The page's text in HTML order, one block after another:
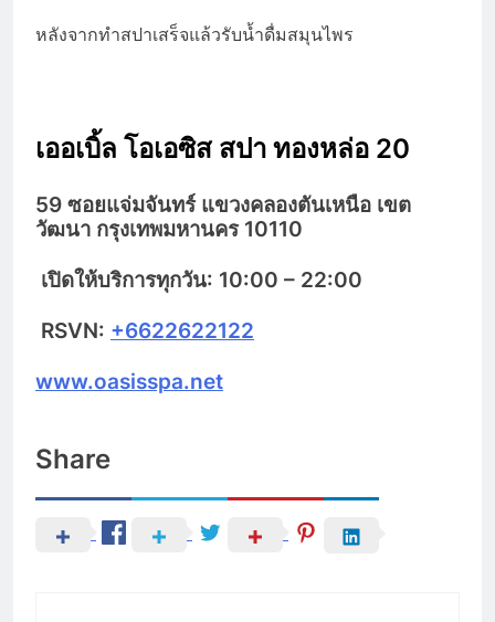
หลังจากทำสปาเสร็จแล้วรับน้ำดื่มสมุนไพร
เออเบิ้ล โอเอซิส สปา ทองหล่อ 20
59 ซอยแจ่มจันทร์ แขวงคลองตันเหนือ เขต
วัฒนา กรุงเทพมหานคร 10110
เปิดให้บริการทุกวัน: 10:00 – 22:00
RSVN: +6622622122
www.oasisspa.net
Share